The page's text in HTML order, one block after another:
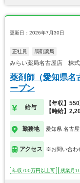
更新日：2026年7月30日
正社員 調剤薬局
みらい薬局名古屋店 株式
薬剤師（愛知県名
ープン
給与
【年収】
【時給】
勤務地 愛知県 名古屋
アクセス ※お問い合わ
年収700万円以上可 残業月